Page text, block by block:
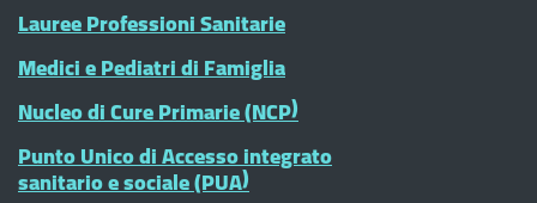
Lauree Professioni Sanitarie
Medici e Pediatri di Famiglia
Nucleo di Cure Primarie (NCP)
Punto Unico di Accesso integrato
sanitario e sociale (PUA)